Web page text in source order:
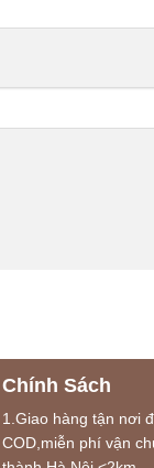
Chính Sách
1.Giao hàng tận nơi
COD,miễn phí vận